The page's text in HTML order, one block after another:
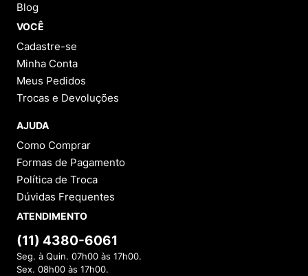
Blog
VOCÊ
Cadastre-se
Minha Conta
Meus Pedidos
Trocas e Devoluções
AJUDA
Como Comprar
Formas de Pagamento
Política de Troca
Dúvidas Frequentes
ATENDIMENTO
(11) 4380-6061
Seg. à Quin. 07h00 às 17h00.
Sex. 08h00 às 17h00.